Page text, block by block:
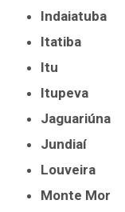
Indaiatuba
Itatiba
Itu
Itupeva
Jaguariúna
Jundiaí
Louveira
Monte Mor